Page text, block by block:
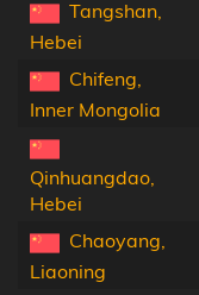
Tangshan,
Hebei
Chifeng,
Inner Mongolia
Qinhuangdao,
Hebei
Chaoyang,
Liaoning